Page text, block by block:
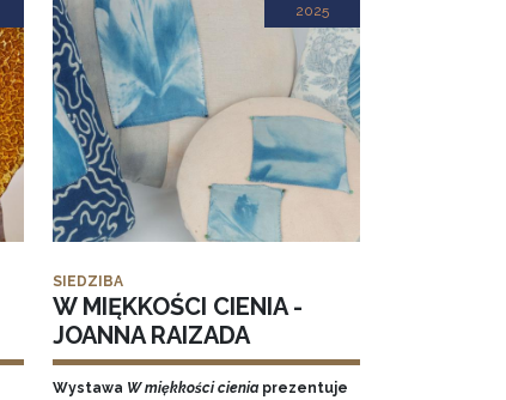
2025
SIEDZIBA
W MIĘKKOŚCI CIENIA -
JOANNA RAIZADA
Wystawa W miękkości cieniaprezentuje